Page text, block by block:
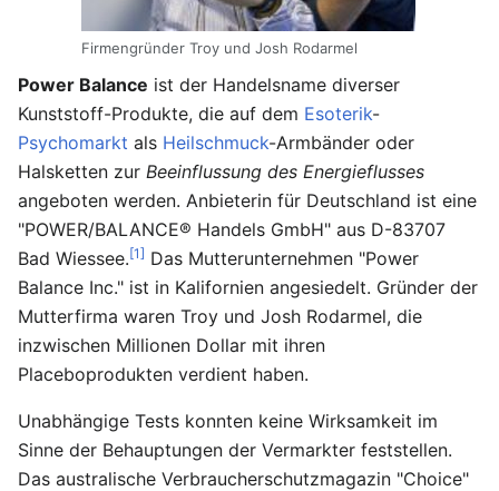
Firmengründer Troy und Josh Rodarmel
Power Balance ist der Handelsname diverser
Kunststoff-Produkte, die auf dem Esoterik-
Psychomarkt als Heilschmuck-Armbänder oder
Halsketten zur Beeinflussung des Energieflusses
angeboten werden. Anbieterin für Deutschland ist eine
"POWER/BALANCE® Handels GmbH" aus D-83707
Bad Wiessee.[1] Das Mutterunternehmen "Power
Balance Inc." ist in Kalifornien angesiedelt. Gründer der
Mutterfirma waren Troy und Josh Rodarmel, die
inzwischen Millionen Dollar mit ihren
Placeboprodukten verdient haben.
Unabhängige Tests konnten keine Wirksamkeit im
Sinne der Behauptungen der Vermarkter feststellen.
Das australische Verbraucherschutzmagazin "Choice"